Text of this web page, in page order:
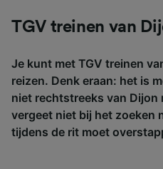
TGV treinen van
Je kunt met TGV treinen
reizen. Denk eraan: het is
niet rechtstreeks van
vergeet niet bij het zoeken
tijdens de rit moet